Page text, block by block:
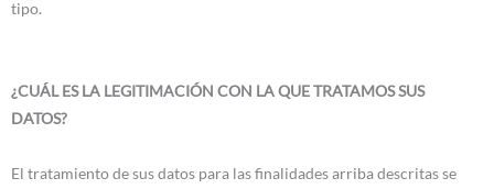
tipo.
¿CUÁL ES LA LEGITIMACIÓN CON LA QUE TRATAMOS SUS
DATOS?
El tratamiento de sus datos para las finalidades arriba descritas se